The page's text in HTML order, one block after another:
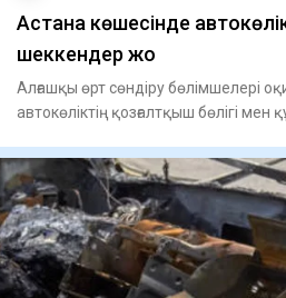
Астана көшесінде
шеккендер жоқ
Алғашқы өрт сөндіру бөлімшелері
автокөліктің қозғалтқыш бөлігі мен